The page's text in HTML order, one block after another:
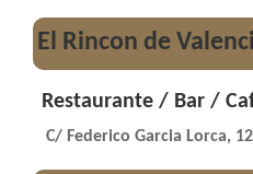
El Rincon de
Restaurante / Bar /
C/ Federico Garcia Lorca,